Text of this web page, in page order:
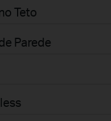
Teto
Parede